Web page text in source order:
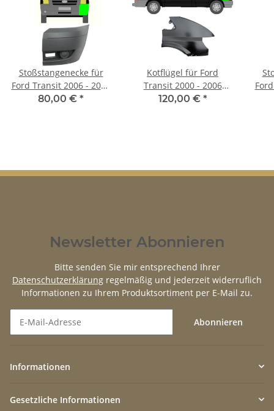
Stoßstangenecke für
Ford Transit 2006 - 2013
vorne rechts
80,00 € *
Kotflügel für Ford
Transit 2000 - 2006
vorne rechts
120,00 € *
Newsletter Abonnieren
Bitte senden Sie mir entsprechend Ihrer
Datenschutzerklärung regelmäßig und jederzeit widerruflich
Informationen zu Ihrem Produktsortiment per E-Mail zu.
Abonnieren
Informationen
Gesetzliche Informationen